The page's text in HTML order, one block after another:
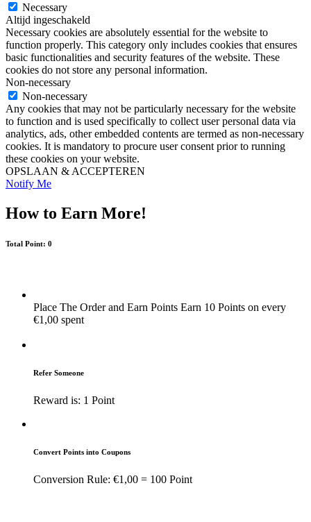
Necessary
Altijd ingeschakeld
Necessary cookies are absolutely essential for the website to
function properly. This category only includes cookies that ensures
basic functionalities and security features of the website. These
cookies do not store any personal information.
Non-necessary
Non-necessary
Any cookies that may not be particularly necessary for the website
to function and is used specifically to collect user personal data via
analytics, ads, other embedded contents are termed as non-necessary
cookies. It is mandatory to procure user consent prior to running
these cookies on your website.
OPSLAAN & ACCEPTEREN
Notify Me
How to Earn More!
Total Point: 0
Place The Order and Earn Points Earn 10 Points on every
€1,00 spent
Refer Someone
Reward is: 1 Point
Convert Points into Coupons
Conversion Rule: €1,00 = 100 Point